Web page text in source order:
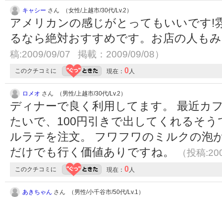
キャシー さん （女性/上越市/30代/Lv.2）
アメリカンの感じがとってもいいです!
るなら絶対おすすめです。お店の人も
稿:2009/09/07 掲載：2009/09/08）
このクチコミに 現在： 0 人
ロメオ さん （男性/上越市/30代/Lv.2）
ディナーで良く利用してます。 最近カ
たいで、100円引きで出してくれるそ
ルラテを注文。 フワフワのミルクの泡
だけでも行く価値ありですね。
（投稿
このクチコミに 現在： 0 人
あきちゃん さん （男性/小千谷市/50代/Lv.1）